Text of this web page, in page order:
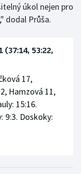
úkol nejen pro
dodal Průša.
(37:14, 53:22,
17,
Hamzová 11,
15:16.
9:3. Doskoky: